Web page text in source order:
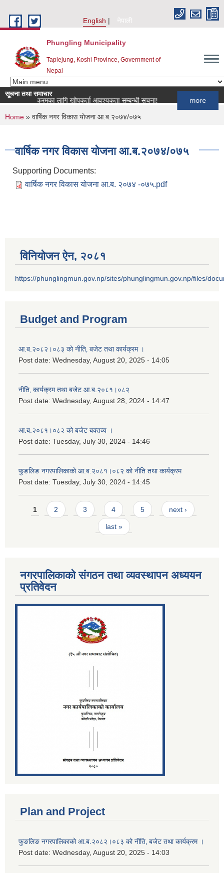
English
नेपाली
Phungling Municipality
Taplejung, Koshi Province, Government of
Nepal
सूचना तथा समाचार
कार्यक्रमका लागि खोपकर्ता आवश्यकता सम्बन्धी सूचना!
You are here
Home » वार्षिक नगर विकास योजना आ.ब.२०७४/०७५
वार्षिक नगर विकास योजना आ.ब.२०७४/०७५
Supporting Documents:
वार्षिक नगर विकास योजना आ.ब. २०७४ -०७५.pdf
विनियोजन ऐन‚ २०८१
https://phunglingmun.gov.np/sites/phunglingmun.gov.np/files/
Budget and Program
आ.ब.२०८२।०८३ को नीति‚ बजेट तथा कार्यक्रम ।
Post date: Wednesday, August 20, 2025 - 14:05
नीति‚ कार्यक्रम तथा बजेट आ.ब.२०८१।०८२
Post date: Wednesday, August 28, 2024 - 14:47
आ.ब.२०८१।०८२ को बजेट बक्तव्य ।
Post date: Tuesday, July 30, 2024 - 14:46
फुङलिङ नगरपालिकाको आ.ब.२०८१।०८२ को नीति तथा कार्यक्रम
Post date: Tuesday, July 30, 2024 - 14:45
Pages
1 2 3 4 5 next ›
last »
नगरपालिकाको संगठन तथा व्यवस्थापन अध्ययन
प्रतिवेदन
Plan and Project
फुङलिङ नगरपालिकाको आ.ब.२०८२।०८३ को नीति‚ बजेट तथा कार्यक्रम ।
Post date: Wednesday, August 20, 2025 - 14:03